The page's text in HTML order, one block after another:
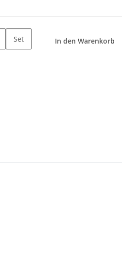
Set In den Warenkorb